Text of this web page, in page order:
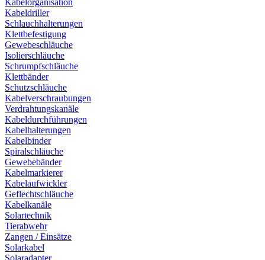
Kabeldriller
Schlauchhalterungen
Klettbefestigung
Gewebeschläuche
Isolierschläuche
Schrumpfschläuche
Klettbänder
Schutzschläuche
Kabelverschraubungen
Verdrahtungskanäle
Kabeldurchführungen
Kabelhalterungen
Kabelbinder
Spiralschläuche
Gewebebänder
Kabelmarkierer
Kabelaufwickler
Geflechtschläuche
Kabelkanäle
Solartechnik
Tierabwehr
Zangen / Einsätze
Solarkabel
Solaradapter